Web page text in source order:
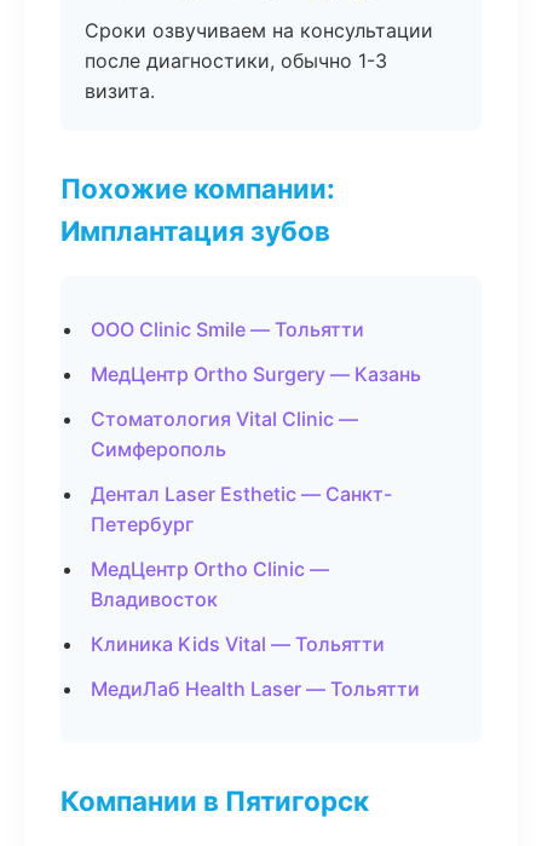
Сроки озвучиваем на консультации
после диагностики, обычно 1-3
визита.
Похожие компании:
Имплантация зубов
ООО Clinic Smile — Тольятти
МедЦентр Ortho Surgery — Казань
Стоматология Vital Clinic —
Симферополь
Дентал Laser Esthetic — Санкт-
Петербург
МедЦентр Ortho Clinic —
Владивосток
Клиника Kids Vital — Тольятти
МедиЛаб Health Laser — Тольятти
Компании в Пятигорск